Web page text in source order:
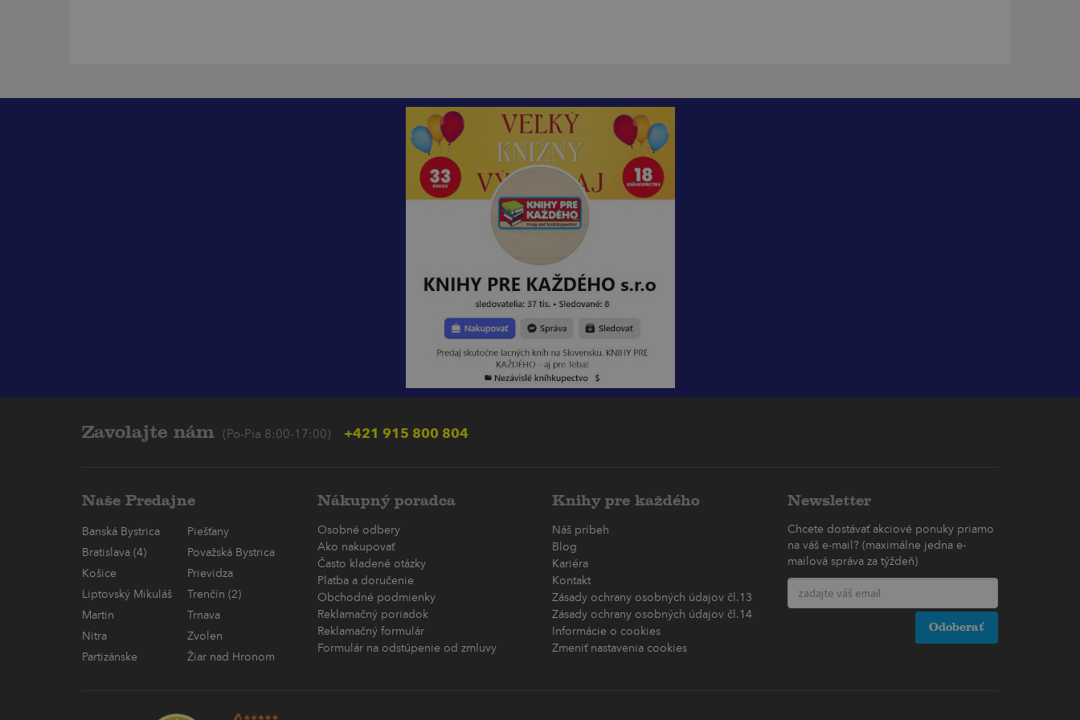
Zavolajte nám (Po-Pia 8:00-17:00) +421 915 800 804
Naše Predajne
Banská Bystrica
Piešťany
Bratislava (4)
Považská Bystrica
Košice
Prievidza
Liptovský Mikuláš
Trenčín (2)
Martin
Trnava
Nitra
Zvolen
Partizánske
Žiar nad Hronom
Nákupný poradca
Osobné odbery
Ako nakupovať
Často kladené otázky
Platba a doručenie
Obchodné podmienky
Reklamačný poriadok
Reklamačný formulár
Formulár na odstúpenie od zmluvy
Knihy pre každého
Náš príbeh
Blog
Kariéra
Kontakt
Zásady ochrany osobných údajov čl.13
Zásady ochrany osobných údajov čl.14
Informácie o cookies
Zmeniť nastavenia cookies
Newsletter
Chcete dostávať akciové ponuky priamo
na váš e-mail? (maximálne jedna e-
mailová správa za týždeň)
Odoberať